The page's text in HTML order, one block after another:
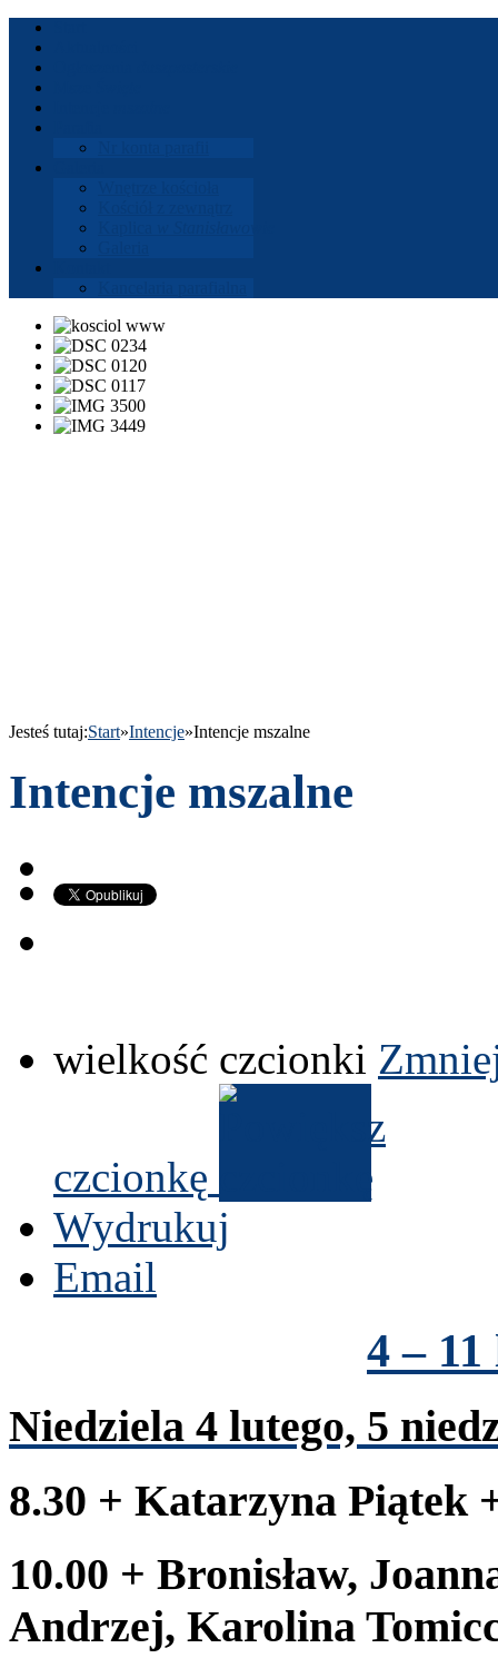
Jesteś tutaj:Start»Intencje»Intencje mszalne
Intencje mszalne
wielkość czcionki
czcionkę
Wydrukuj
Email
4 – 11
Niedziela 4 lutego, 5
8.30 + Katarzyna Piątek
10.00 + Bro­nisław,
Andrzej, Karolina